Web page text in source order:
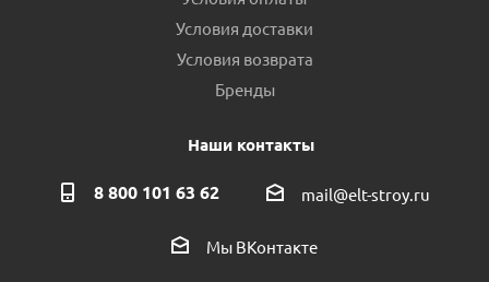
Условия доставки
Условия возврата
Бренды
Наши контакты
8 800 101 63 62 mail@elt-stroy.ru
Мы ВКонтакте